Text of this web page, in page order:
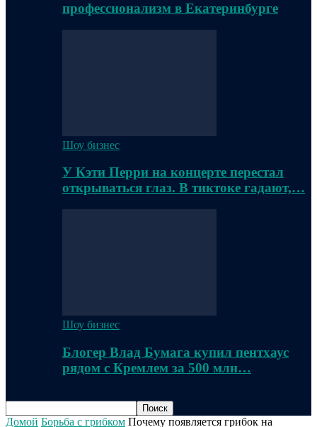
профессионализм в Екатеринбурге
Шоу бизнес
У Кэти Перри на концерте перестал
открываться глаз. В тиктоке гадают,…
Шоу бизнес
Блогер Влад Бумага купил пентхаус
рядом с Кремлем за 500 млн…
Домой Борьба с грибком Почему появляется грибок на